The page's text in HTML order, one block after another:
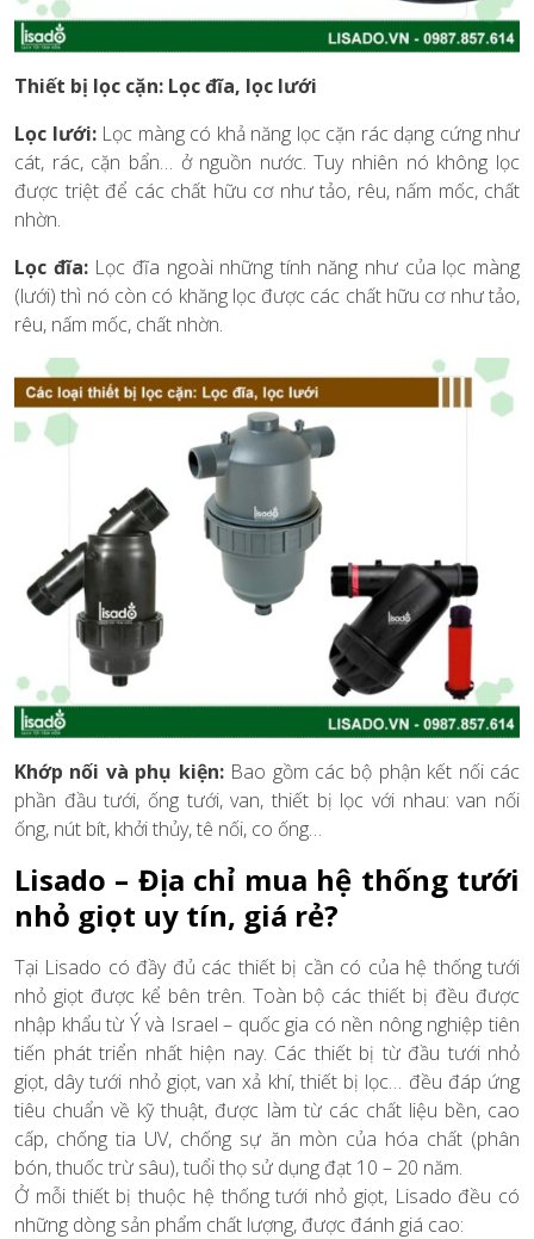
Thiết bị lọc cặn: Lọc đĩa, lọc lưới
Lọc lưới:Lọc màng có khả năng lọc cặn rác dạng cứng như
cát, rác, cặn bẩn… ở nguồn nước. Tuy nhiên nó không lọc
được triệt để các chất hữu cơ như tảo, rêu, nấm mốc, chất
nhờn.
Lọc đĩa:Lọc đĩa ngoài những tính năng như của lọc màng
(lưới) thì nó còn có khăng lọc được các chất hữu cơ như tảo,
rêu, nấm mốc, chất nhờn.
Khớp nối và phụ kiện:Bao gồm các bộ phận kết nối các
phần đầu tưới, ống tưới, van, thiết bị lọc với nhau: van nối
ống, nút bít, khởi thủy, tê nối, co ống…
Lisado – Địa chỉ mua hệ thống tưới
nhỏ giọt uy tín, giá rẻ?
Tại Lisado có đầy đủ các thiết bị cần có của hệ thống tưới
nhỏ giọt được kể bên trên. Toàn bộ các thiết bị đều được
nhập khẩu từ Ý và Israel – quốc gia có nền nông nghiệp tiên
tiến phát triển nhất hiện nay. Các thiết bị từ đầu tưới nhỏ
giọt, dây tưới nhỏ giọt, van xả khí, thiết bị lọc… đều đáp ứng
tiêu chuẩn về kỹ thuật, được làm từ các chất liệu bền, cao
cấp, chống tia UV, chống sự ăn mòn của hóa chất (phân
bón, thuốc trừ sâu), tuổi thọ sử dụng đạt 10 – 20 năm.
Ở mỗi thiết bị thuộc hệ thống tưới nhỏ giọt, Lisado đều có
những dòng sản phẩm chất lượng, được đánh giá cao: